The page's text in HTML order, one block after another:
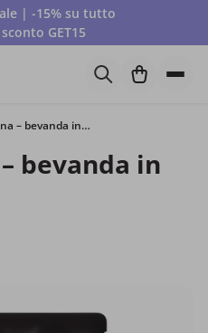
| -15% su tutto
GET15
L-glutammina – bevanda in polvere
bevanda in